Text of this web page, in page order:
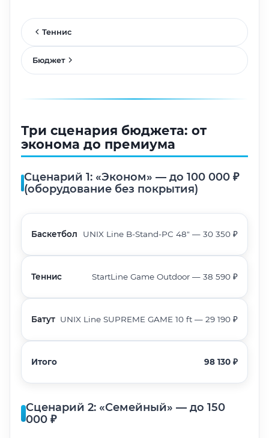
Теннис
Бюджет
Три сценария бюджета: от
эконома до премиума
Сценарий 1: «Эконом» — до 100 000 ₽
(оборудование без покрытия)
Баскетбол UNIX Line B-Stand-PC 48" — 30 350 ₽
Теннис StartLine Game Outdoor — 38 590 ₽
Батут UNIX Line SUPREME GAME 10 ft — 29 190 ₽
Итого 98 130 ₽
Сценарий 2: «Семейный» — до 150
000 ₽